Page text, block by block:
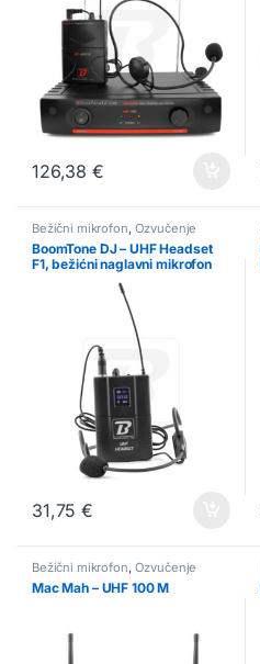
126,38€
Bežični mikrofon, Ozvučenje
BoomTone DJ – UHF Headset
F1, bežićni naglavni mikrofon
31,75€
Bežični mikrofon, Ozvučenje
Mac Mah – UHF 100 M